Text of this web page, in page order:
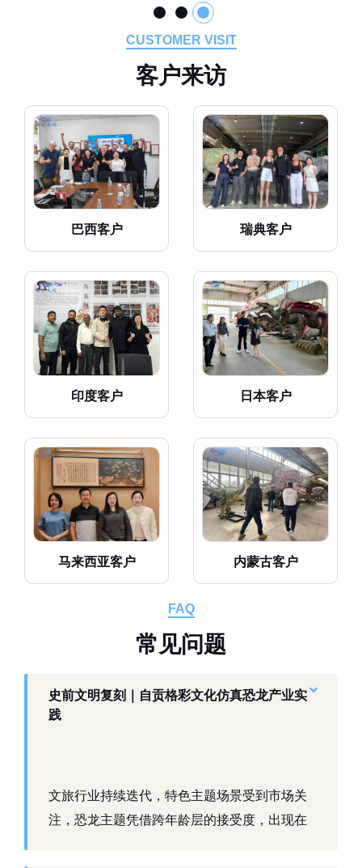
CUSTOMER VISIT
客户来访
巴西客户 瑞典客户
印度客户 日本客户
马来西亚客户 内蒙古客户
FAQ
常 见问题
史前文明复刻｜自贡格彩文化仿真恐龙产业实
践
文旅行业持续迭代，特色主题场景受到市场关
注，恐龙主题凭借跨年龄层的接受度，出现在